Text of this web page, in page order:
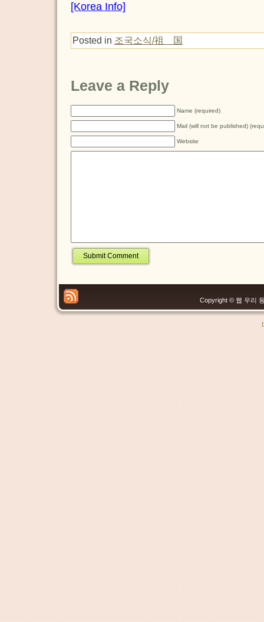
[Korea Info]
Posted in 조국소식/祖 国
Leave a Reply
Name (required)
Mail (will not be published)
Website
Copyright © 웹 우리